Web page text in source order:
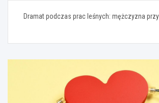
Dramat podczas prac leśnych: mężczyzna